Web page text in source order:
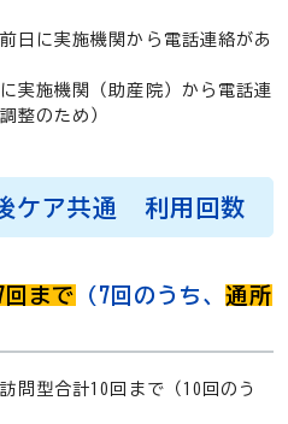
日に実施機関から電話連絡があ
実施機関（助産院）から電話連
整のため）
ケア共通 利用回数
回まで （7回のうち、通所
問型合計10回まで（10回のう